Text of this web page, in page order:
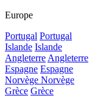
Europe
Portugal Portugal
Islande Islande
Angleterre Angleterre
Espagne Espagne
Norvège Norvège
Grèce Grèce